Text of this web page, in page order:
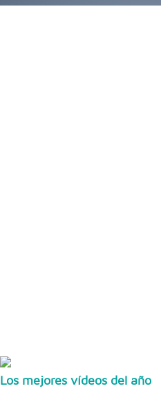
Los mejores vídeos del año